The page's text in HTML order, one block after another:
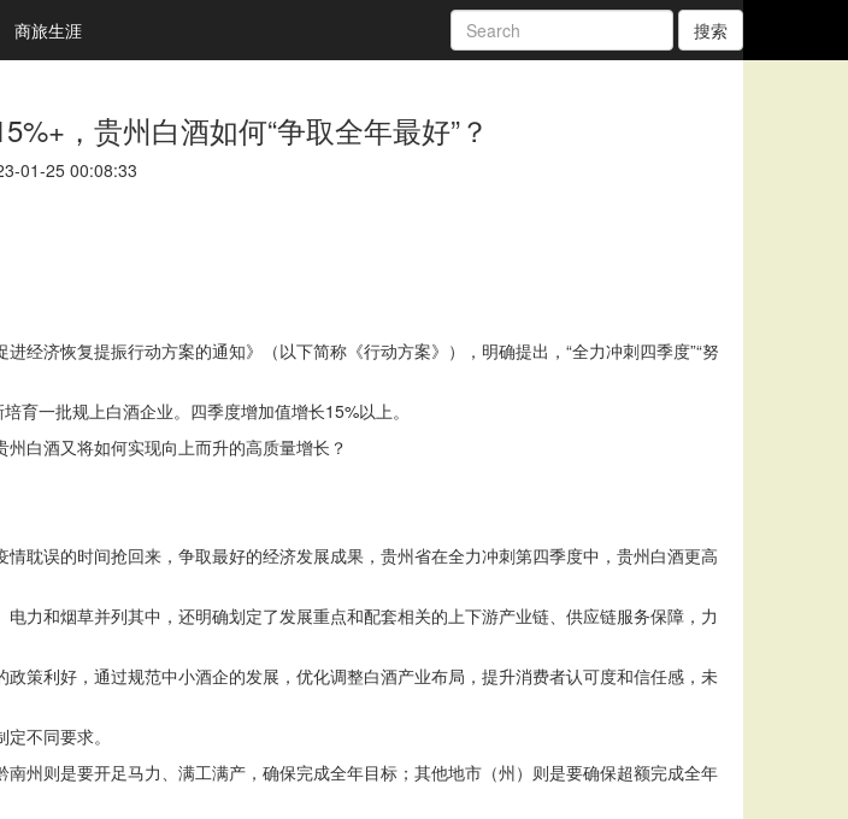
商旅生涯 搜索
，贵州白酒如何“争取全年最好”？
01-25 00:08:33
经济恢复提振行动方案的通知》（以下简称《行动方案》），明确提出，“全力冲刺四季度”“努
育一批规上白酒企业。四季度增加值增长15%以上。
白酒又将如何实现向上而升的高质量增长？
耽误的时间抢回来，争取最好的经济发展成果，贵州省在全力冲刺第四季度中，贵州白酒更高
力和烟草并列其中，还明确划定了发展重点和配套相关的上下游产业链、供应链服务保障，力
策利好，通过规范中小酒企的发展，优化调整白酒产业布局，提升消费者认可度和信任感，未
不同要求。
州则是要开足马力、满工满产，确保完成全年目标；其他地市（州）则是要确保超额完成全年